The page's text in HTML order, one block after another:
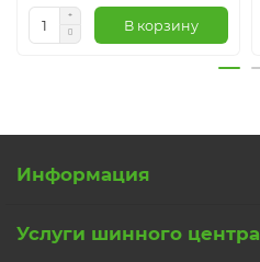
В корзину
Информация
Услуги шинного центра